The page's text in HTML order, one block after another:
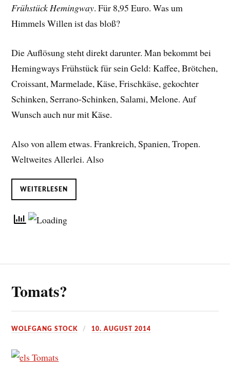
Frühstück Hemingway. Für 8,95 Euro. Was um
Himmels Willen ist das bloß?
Die Auflösung steht direkt darunter. Man bekommt bei
Hemingways Frühstück für sein Geld: Kaffee, Brötchen,
Croissant, Marmelade, Käse, Frischkäse, gekochter
Schinken, Serrano-Schinken, Salami, Melone. Auf
Wunsch auch nur mit Käse.
Also von allem etwas. Frankreich, Spanien, Tropen.
Weltweites Allerlei. Also
WEITERLESEN
Tomats?
WOLFGANG STOCK 10. AUGUST 2014